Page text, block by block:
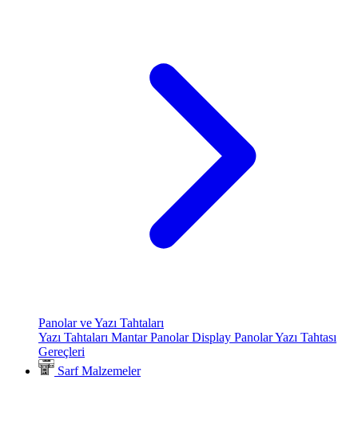
Panolar ve Yazı Tahtaları
Yazı Tahtaları Mantar PanolarDisplay PanolarYazı Tahtası
Gereçleri
Sarf Malzemeler